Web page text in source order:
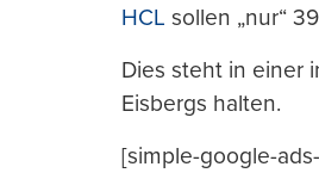
HCL sollen „nur“
Dies steht in einer
Eisbergs halten.
[simple-google-